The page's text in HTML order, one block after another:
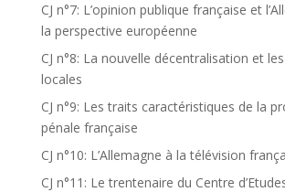
CJ n°7: L’opinion publique française et
la perspective européenne
CJ n°8: La nouvelle décentralisation et
locales
CJ n°9: Les traits caractéristiques de la
pénale française
CJ n°10: L’Allemagne à la télévision
CJ n°11: Le trentenaire du Centre